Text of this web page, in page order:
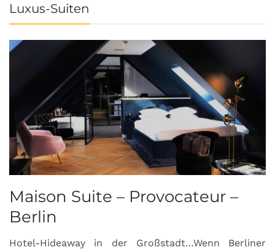
Luxus-Suiten
Maison Suite – Provocateur –
Berlin
Hotel-Hideaway in der Großstadt…Wenn Berliner